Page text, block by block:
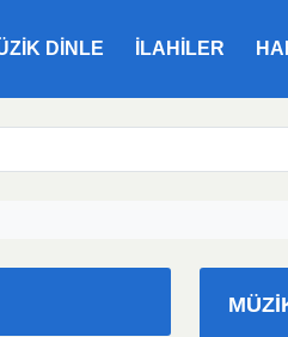
DINLE ILAHILER